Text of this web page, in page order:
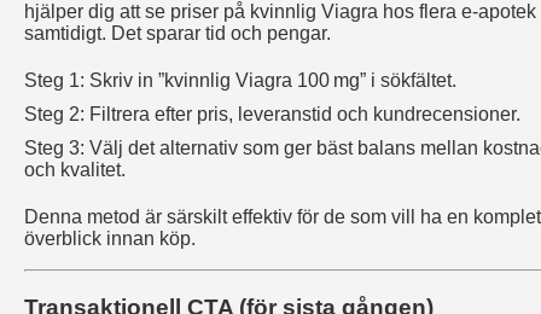
hjälper dig att se priser på kvinnlig Viagra hos flera e‑apotek
samtidigt. Det sparar tid och pengar.
Steg 1: Skriv in ”kvinnlig Viagra 100 mg” i sökfältet.
Steg 2: Filtrera efter pris, leveranstid och kundrecensioner.
Steg 3: Välj det alternativ som ger bäst balans mellan
och kvalitet.
Denna metod är särskilt effektiv för de som vill ha en
överblick innan köp.
Transaktionell CTA (för sista gången)